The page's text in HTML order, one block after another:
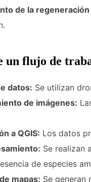
de la
un flujo de
datos: Se utilizan
de imágenes:
a QGIS: Los datos
Se realizan
de especies
mapas: Se generan